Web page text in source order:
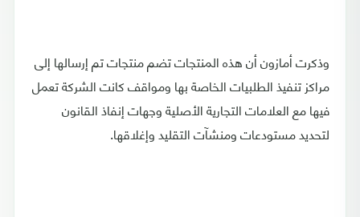
وذكرت أمازون أن هذه المنتجات تضم منتجات تم إرسالها إلى
مراكز تنفيذ الطلبيات الخاصة بها ومواقف كانت الشركة تعمل
فيها مع العلامات التجارية الأصلية وجهات إنفاذ القانون
لتحديد مستودعات ومنشآت التقليد وإغلاقها.